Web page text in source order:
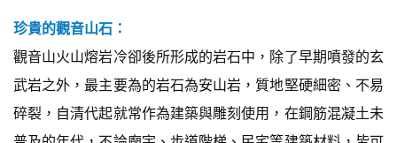
珍貴的觀音山石：
觀音山火山熔岩冷卻後所形成的岩石中，除了早期噴發的玄
武岩之外，最主要為的岩石為安山岩，質地堅硬細密、不易
碎裂，自清代起就常作為建築與雕刻使用，在鋼筋混凝土未